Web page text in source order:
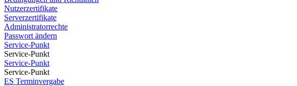
Nutzerzertifikate
Serverzertifikate
Administratorrechte
Passwort ändern
Service-Punkt
Service-Punkt
Service-Punkt
Service-Punkt
ES Terminvergabe